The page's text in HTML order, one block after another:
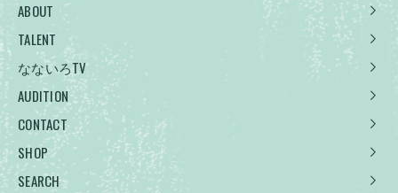
ABOUT
TALENT
なないろTV
AUDITION
CONTACT
SHOP
SEARCH